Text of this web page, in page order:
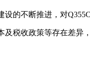
的不断推进，对
税收政策等存在差异